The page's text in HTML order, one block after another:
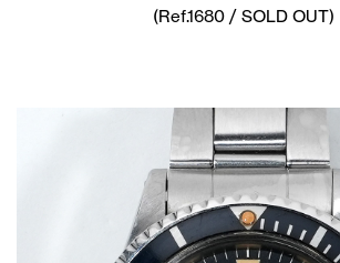
(Ref.1680 / SOLD OUT)